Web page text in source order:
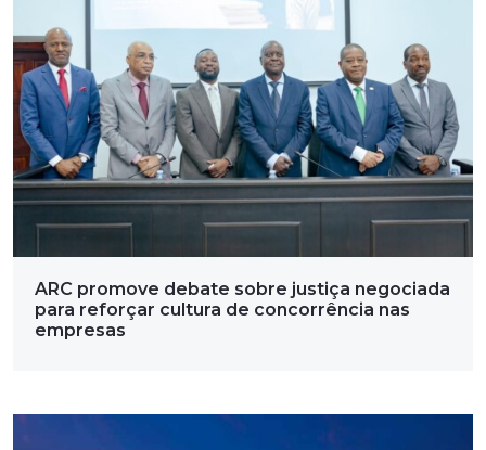
ARC promove debate sobre justiça negociada
para reforçar cultura de concorrência nas
empresas